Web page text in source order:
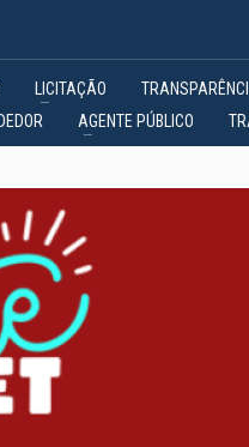
LICITAÇÃO
AGENTE PÚBLICO